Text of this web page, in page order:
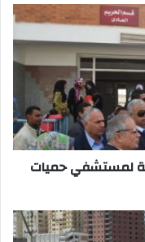
لمستشفي حميات